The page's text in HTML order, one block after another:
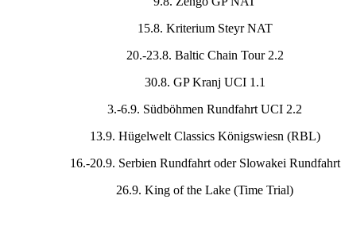
15.8. Kriterium Steyr NAT
20.-23.8. Baltic Chain Tour 2.2
30.8. GP Kranj UCI 1.1
3.-6.9. Südböhmen Rundfahrt UCI 2.2
13.9. Hügelwelt Classics Königswiesn (RBL)
16.-20.9. Serbien Rundfahrt oder Slowakei Rundfahrt
26.9. King of the Lake (Time Trial)